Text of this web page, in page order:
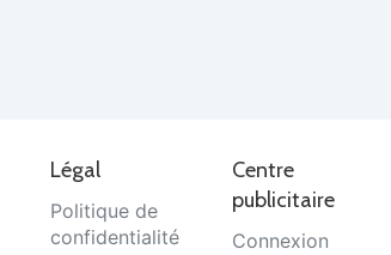
Légal
Politique de
confidentialité
Centre
publicitaire
Connexion